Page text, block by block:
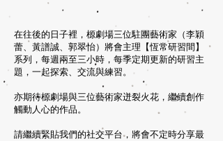
在往後的日子裡，榞劇場三位駐團藝術家（李穎
蕾、黃譜誠、郭翠怡）將會主理【恆常研習間】
系列，每週兩至三小時，每季定期更新的研習主
題，一起探索、交流與練習。
亦期待榞劇場與三位藝術家迸裂火花，繼續創作
觸動人心的作品。
請繼續緊貼我們的社交平台，將會不定時分享最